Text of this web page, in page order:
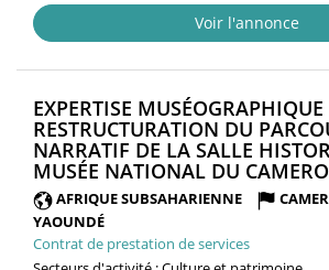
Voir l'annonce
EXPERTISE
RESTRUCTURATION DU
NARRATIF DE LA SALLE
MUSÉE NATIONAL DU
AFRIQUE SUBSAHARIENNE
YAOUNDÉ
Contrat de prestation de services